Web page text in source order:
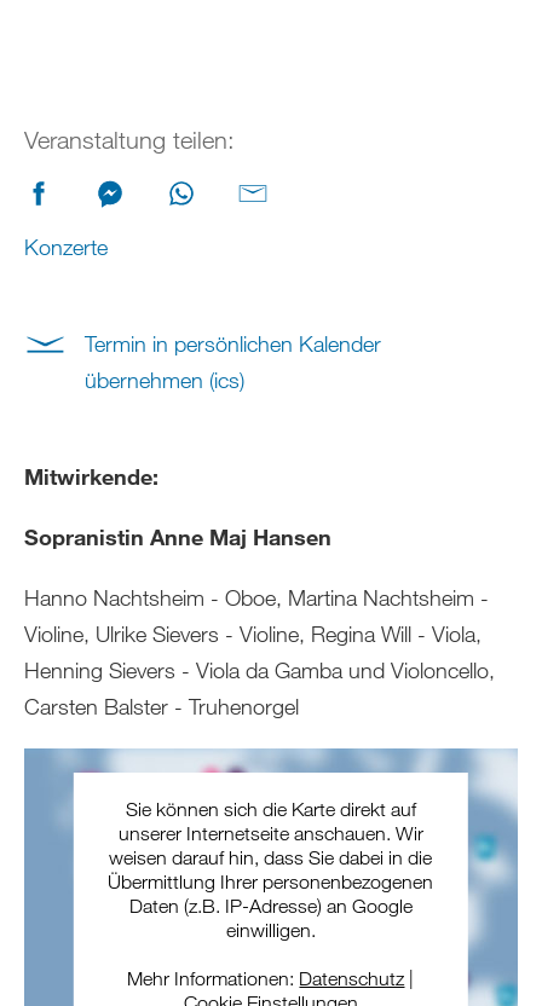
Veranstaltung teilen:
Konzerte
Termin in persönlichen Kalender
übernehmen (ics)
Mitwirkende:
Sopranistin Anne Maj Hansen
Hanno Nachtsheim - Oboe, Martina Nachtsheim -
Violine, Ulrike Sievers - Violine, Regina Will - Viola,
Henning Sievers - Viola da Gamba und Violoncello,
Carsten Balster - Truhenorgel
Sie können sich die Karte direkt auf
unserer Internetseite anschauen. Wir
weisen darauf hin, dass Sie dabei in die
Übermittlung Ihrer personenbezogenen
Daten (z.B. IP-Adresse) an Google
einwilligen.
Mehr Informationen: Datenschutz